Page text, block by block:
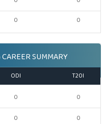
0 0
SUMMARY
ODI T20I
0 0
0 0